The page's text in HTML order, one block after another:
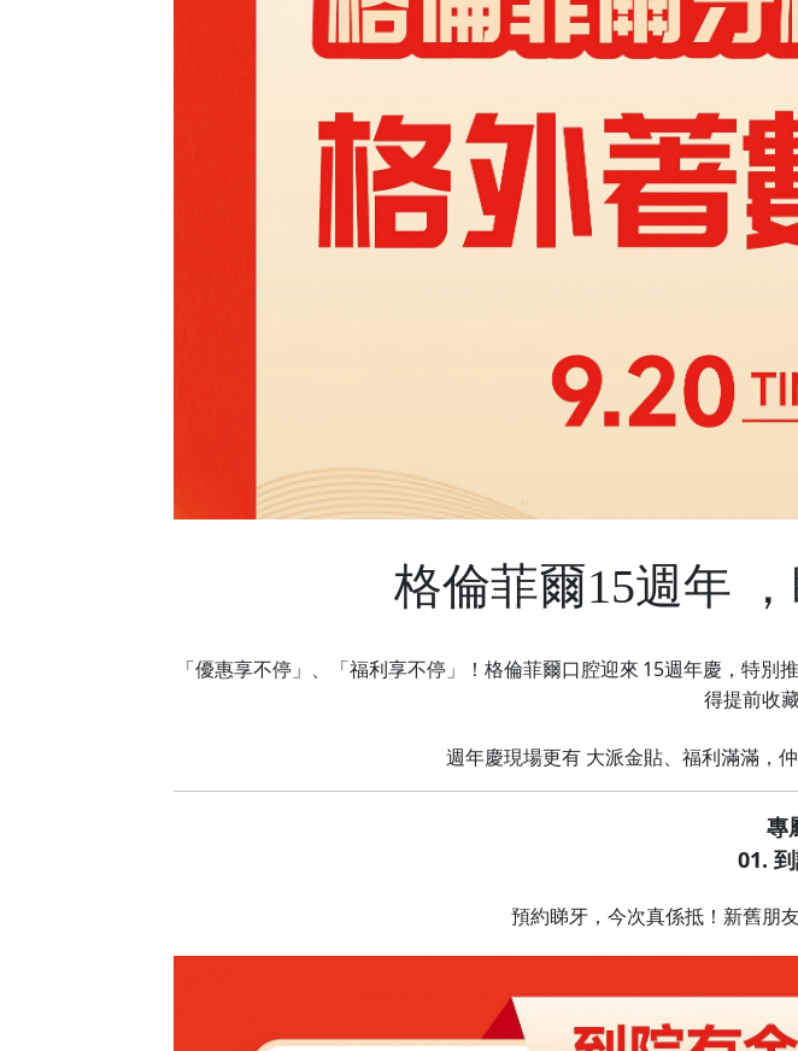
格倫菲爾15週年
「優惠享不停」、「福利享不停」！格倫菲爾口腔迎來 15週年慶，特別
得提前收
週年慶現場更有 大派金貼、福利滿滿，
專
01.
預約睇牙，今次真係抵！新舊朋